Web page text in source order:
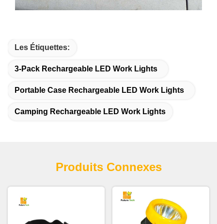
Les Étiquettes:
3-Pack Rechargeable LED Work Lights
Portable Case Rechargeable LED Work Lights
Camping Rechargeable LED Work Lights
Produits Connexes